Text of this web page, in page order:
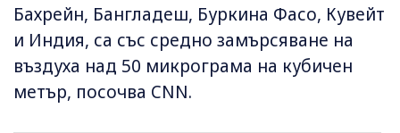
Бахрейн, Бангладеш, Буркина Фасо, Кувейт
и Индия, са със средно замърсяване на
въздуха над 50 микрограма на кубичен
метър, посочва CNN.